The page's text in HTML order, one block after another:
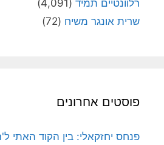
רלוונטיים תמיד (4,091)
שרית אונגר משיח (72)
פוסטים אחרונים
פנחס יחזקאלי: בין הקוד האתי